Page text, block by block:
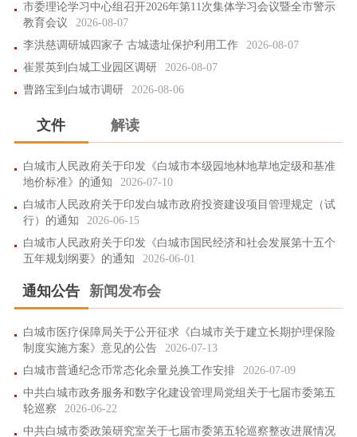
市委理论学习中心组召开2026年第11次集体学习会议暨全市警示
教育会议
2026-08-07
李洪慈调研城四家子 古城遗址保护利用工作
2026-08-07
崔景英到白城工业园区调研
2026-08-07
曹路宝到白城市调研
2026-08-06
文件 解读
白城市人民政府关于印发《白城市本级园地林地草地定级和基准
地价标准》的通知
2026-07-10
白城市人民政府关于印发白城市政府投资建设项目管理规定（试
行）的通知
2026-06-15
白城市人民政府关于印发《白城市国民经济和社会发展第十五个
五年规划纲要》的通知
2026-06-01
白城市人民政府关于《白城市月亮泡蓄滞洪区运用预案》的批
复
2026-05-18
控制目标的批复
2026-05-06
通知公告 新闻发布会
白城市医疗保障局关于公开征求《白城市关于建立长期护理保险
制度实施方案》意见的公告
2026-07-13
白城市普通纪念币常态化余量兑换工作安排
2026-07-09
中共白城市政务服务和数字化建设管理局党组关于七届市委第五
轮巡察
2026-06-22
中共白城市委政策研究室关于七届市委第五轮巡察整改进展情况